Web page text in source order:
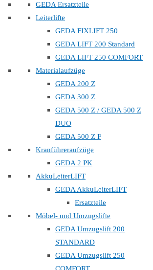
GEDA Ersatzteile
Leiterlifte
GEDA FIXLIFT 250
GEDA LIFT 200 Standard
GEDA LIFT 250 COMFORT
Materialaufzüge
GEDA 200 Z
GEDA 300 Z
GEDA 500 Z / GEDA 500 Z
DUO
GEDA 500 Z F
Kranführeraufzüge
GEDA 2 PK
AkkuLeiterLIFT
GEDA AkkuLeiterLIFT
Ersatzteile
Möbel- und Umzugslifte
GEDA Umzugslift 200
STANDARD
GEDA Umzugslift 250